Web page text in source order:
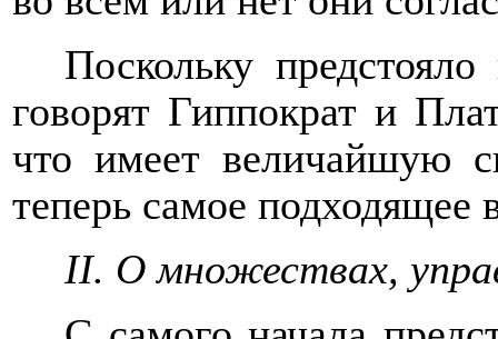
Поскольку
говорят Гиппократ и
что имеет величайшую
теперь самое подходящее
II. О множествах,